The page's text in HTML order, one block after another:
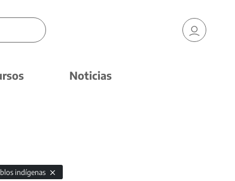
Noticias
indígenas